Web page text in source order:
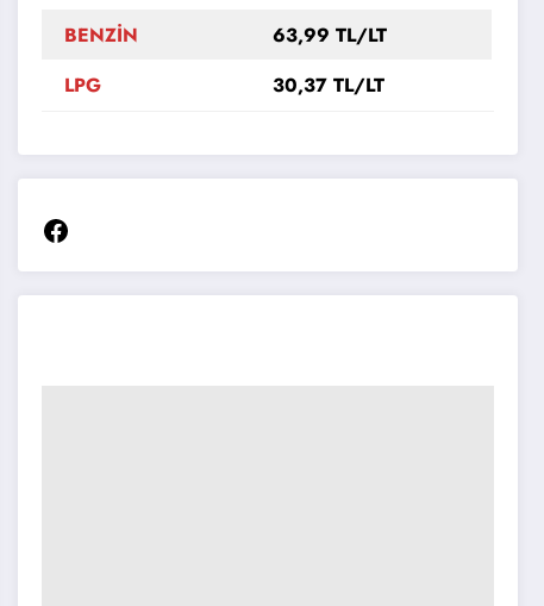
BENZİN
63,99 TL/LT
LPG
30,37 TL/LT
Facebook